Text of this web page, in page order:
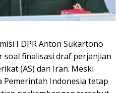
I DPR Anton Sukartono
finalisasi draf perjanjian
(AS) dan Iran. Meski
Indonesia tetap